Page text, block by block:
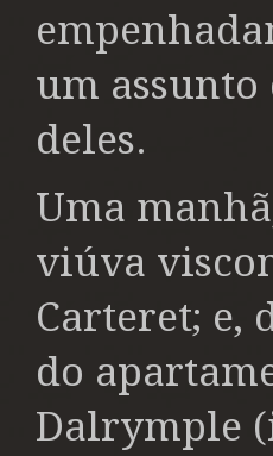
um
deles.
Uma
viúva
Carteret; e,
do
Dalrymple